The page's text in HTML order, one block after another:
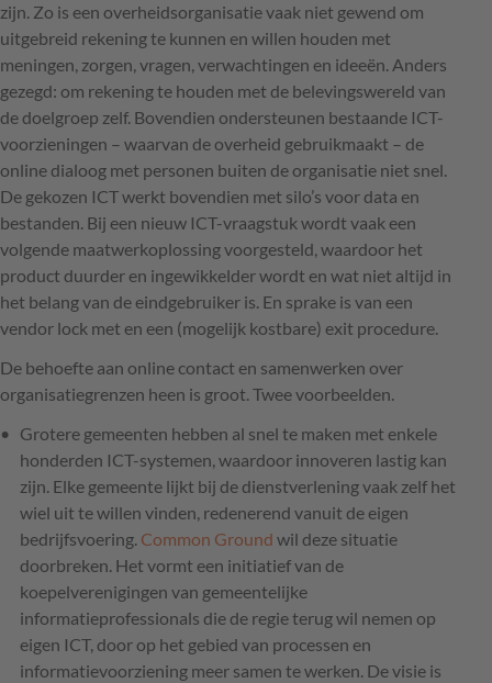
zijn. Zo is een overheidsorganisatie vaak niet gewend om
uitgebreid rekening te kunnen en willen houden met
meningen, zorgen, vragen, verwachtingen en ideeën. Anders
gezegd: om rekening te houden met de belevingswereld van
de doelgroep zelf. Bovendien ondersteunen bestaande ICT-
voorzieningen – waarvan de overheid gebruikmaakt – de
online dialoog met personen buiten de organisatie niet snel.
De gekozen ICTwerkt bovendien met silo’s voor data en
bestanden. Bij een nieuw ICT-vraagstuk wordt vaak een
volgende maatwerkoplossing voorgesteld, waardoor het
product duurder en ingewikkelder wordt en wat niet altijd in
het belang van de eindgebruiker is. En sprake is van een
vendor lock met en een (mogelijk kostbare) exit procedure.
De behoefte aan online contact en samenwerken over
organisatiegrenzen heen is groot. Twee voorbeelden.
Grotere gemeenten hebben al snel te maken met enkele
honderden ICT-systemen, waardoor innoveren lastig kan
zijn. Elke gemeente lijkt bij de dienstverlening vaak zelf het
wiel uit te willen vinden, redenerend vanuit de eigen
bedrijfsvoering. Common Ground wil deze situatie
doorbreken. Het vormt een initiatief van de
koepelverenigingen van gemeentelijke
informatieprofessionals die de regie terug wil nemen op
eigen ICT, door op het gebied van processen en
informatievoorziening meer samen te werken. De visie is